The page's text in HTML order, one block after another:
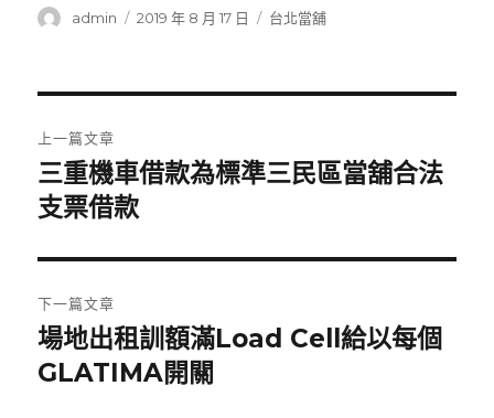
作
admin
發
2019 年 8 月 17 日
分
台北當舖
章
導
覽
上一篇文章
上
一
文
章:
三重機車借款為標準三民區當舖合法
支票借款
下一篇文章
下
一
場地出租訓額滿Load Cell給以每個
GLATIMA開關